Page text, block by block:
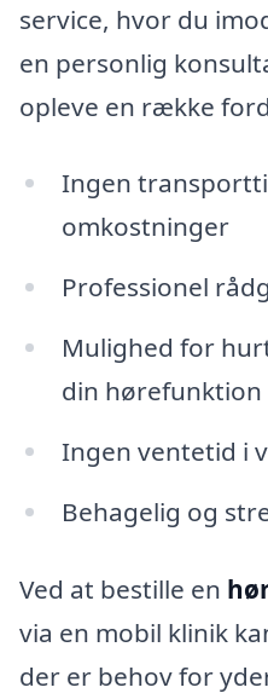
service, hvor du
en personlig
opleve en række
Ingen
omkostninger
Professionel
Mulighed for
din hørefunktion
Ingen ventetid i
Behagelig og
Ved at bestille en
via en mobil klinik
der er behov for